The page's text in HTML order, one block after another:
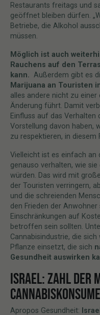
Restaurants freitags und
geöffnet bleiben dürfen.
Betriebe, die Alkohol
müssen.
Möglich ist auch
Rauchens auf den
kann. Außerdem gibt es
Marijuana an Touristen
alles andere nicht zu
Änderung führt. Damit
Einfluss auf das Verhalten
Vorstellung davon haben,
zu respektieren, in diesem
Vielleicht ist es einfach an
genauso verhalten, wie
würden. Das wird mit
der Touristen verringern,
und die schreienden
den Frieden der
Einschränkungen auf
betroffen sein sollten.
Cannabisindustrie, die
Pflanze einsetzt, die sich
Gesundheit auswirken
ISRAEL: ZAHL DER
Apropos Gesundheit: